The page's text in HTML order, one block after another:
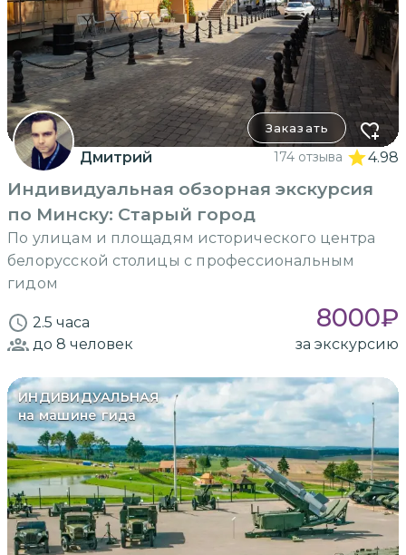
Заказать
Дмитрий 174 отзыва 4.98
Индивидуальная обзорная экскурсия
по Минску: Старый город
По улицам и площадям исторического центра
белорусской столицы с профессиональным
гидом
2.5 часа 8000₽
до 8 человек за экскурсию
ИНДИВИДУАЛЬНАЯ
на машине гида